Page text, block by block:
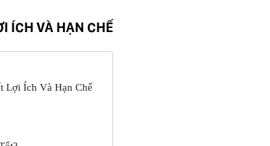
ÍCH VÀ HẠN CHẾ
Lợi Ích Và Hạn Chế